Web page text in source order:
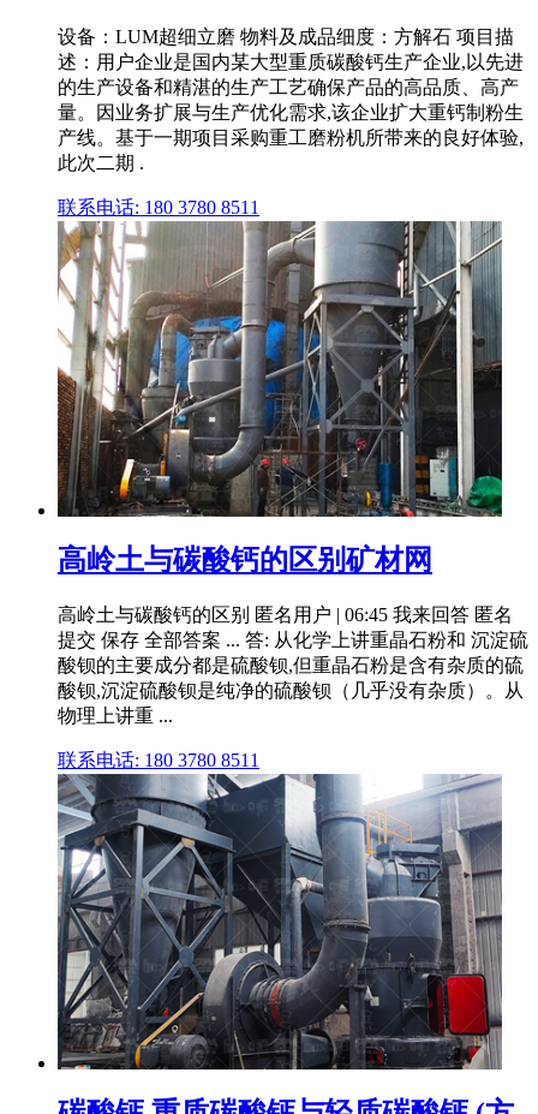
设备：LUM超细立磨 物料及成品细度：方解石 项目描
述：用户企业是国内某大型重质碳酸钙生产企业,以先进
的生产设备和精湛的生产工艺确保产品的高品质、高产
量。因业务扩展与生产优化需求,该企业扩大重钙制粉生
产线。基于一期项目采购重工磨粉机所带来的良好体验,
此次二期 .
联系电话: 180 3780 8511
高岭土与碳酸钙的区别矿材网
高岭土与碳酸钙的区别 匿名用户 | 06:45 我来回答 匿名
提交 保存 全部答案 ... 答: 从化学上讲重晶石粉和 沉淀硫
酸钡的主要成分都是硫酸钡,但重晶石粉是含有杂质的硫
酸钡,沉淀硫酸钡是纯净的硫酸钡（几乎没有杂质）。从
物理上讲重 ...
联系电话: 180 3780 8511